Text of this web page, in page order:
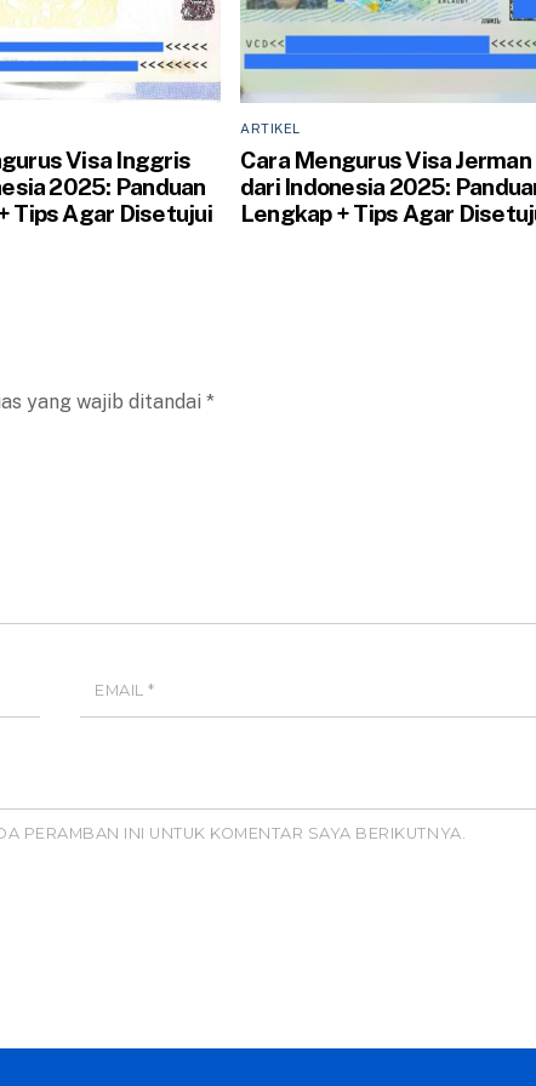
Visa Inggris
2025: Panduan
Tips Agar Disetujui
ARTIKEL
Cara Mengurus Visa Jerman
dari Indonesia 2025:
Lengkap + Tips Agar
yang wajib ditandai *
EMAIL*
PERAMBAN INI UNTUK KOMENTAR SAYA BERIKUTNYA.